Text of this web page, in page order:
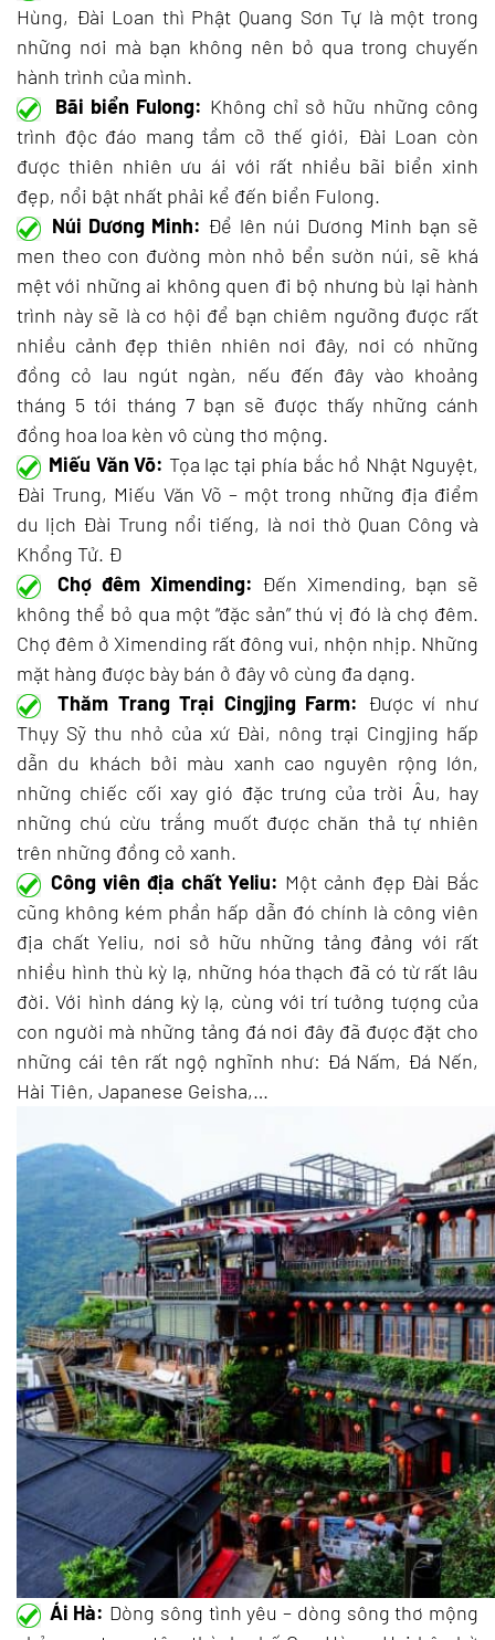
Hùng, Đài Loan thì Phật Quang Sơn Tự là một trong
những nơi mà bạn không nên bỏ qua trong chuyến
hành trình của mình.
Bãi biển Fulong: Không chỉ sở hữu những công
trình độc đáo mang tầm cỡ thế giới, Đài Loan còn
được thiên nhiên ưu ái với rất nhiều bãi biển xinh
đẹp, nổi bật nhất phải kể đến biển Fulong.
Núi Dương Minh: Để lên núi Dương Minh bạn sẽ
men theo con đường mòn nhỏ bển sườn núi, sẽ khá
mệt với những ai không quen đi bộ nhưng bù lại hành
trình này sẽ là cơ hội để bạn chiêm ngưỡng được rất
nhiều cảnh đẹp thiên nhiên nơi đây, nơi có những
đồng cỏ lau ngút ngàn, nếu đến đây vào khoảng
tháng 5 tới tháng 7 bạn sẽ được thấy những cánh
đồng hoa loa kèn vô cùng thơ mộng.
Miếu Văn Võ: Tọa lạc tại phía bắc hồ Nhật Nguyệt,
Đài Trung, Miếu Văn Võ – một trong những địa điểm
du lịch Đài Trung nổi tiếng, là nơi thờ Quan Công và
Khổng Tử. Đ
Chợ đêm Ximending: Đến Ximending, bạn sẽ
không thể bỏ qua một “đặc sản” thú vị đó là chợ đêm.
Chợ đêm ở Ximending rất đông vui, nhộn nhịp. Những
mặt hàng được bày bán ở đây vô cùng đa dạng.
Thăm Trang Trại Cingjing Farm: Được ví như
Thụy Sỹ thu nhỏ của xứ Đài, nông trại Cingjing hấp
dẫn du khách bởi màu xanh cao nguyên rộng lớn,
những chiếc cối xay gió đặc trưng của trời Âu, hay
những chú cừu trắng muốt được chăn thả tự nhiên
trên những đồng cỏ xanh.
Công viên địa chất Yeliu: Một cảnh đẹp Đài Bắc
cũng không kém phần hấp dẫn đó chính là công viên
địa chất Yeliu, nơi sở hữu những tảng đảng với rất
nhiều hình thù kỳ lạ, những hóa thạch đã có từ rất lâu
đời. Với hình dáng kỳ lạ, cùng với trí tưởng tượng của
con người mà những tảng đá nơi đây đã được đặt cho
những cái tên rất ngộ nghĩnh như: Đá Nấm, Đá Nến,
Hài Tiên, Japanese Geisha,…
Ái Hà: Dòng sông tình yêu – dòng sông thơ mộng